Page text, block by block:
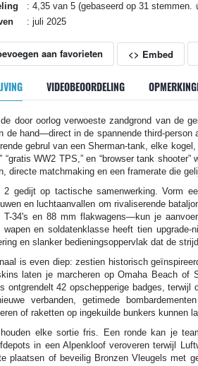
: 4,35 van 5 (gebaseerd op 31
: juli 2025
aan favorieten <> Embed
VIDEOBEOORDELING
door oorlog verwoeste zandgrond van de
de hand—direct in de spannende third-
gebrul van een Sherman-tank, elke
“gratis WW2 TPS,” en “browser tank
directe matchmaking en een framerate die
2 gedijt op tactische samenwerking. Vorm
en luchtaanvallen om rivaliserende
T-34's en 88 mm flakwagens—kun je
wapen en soldatenklasse heeft tien
en slanker bedieningsoppervlak dat de
is even diep: zestien historisch
laten je marcheren op Omaha Beach of
ontgrendelt 42 opschepperige badges,
verbanden, getimede
of raketten op ingekuilde bunkers kunnen
elke sortie fris. Een ronde kan je
in een Alpenkloof veroveren terwijl
plaatsen of beveilig Bronzen Vleugels met